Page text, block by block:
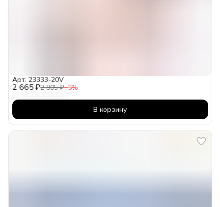
2 665 ₽2 805 ₽−5%
Арт: 23333-20V
В корзину